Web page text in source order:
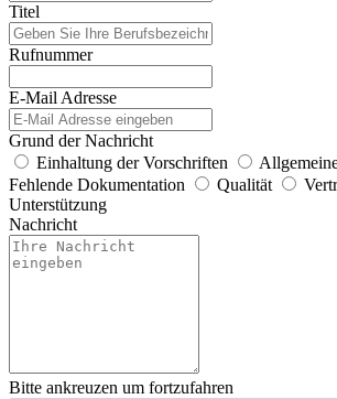
Titel
Rufnummer
E-Mail Adresse
Grund der Nachricht
Einhaltung der Vorschriften
Fehlende Dokumentation
Qualität
Unterstützung
Nachricht
Bitte ankreuzen um fortzufahren